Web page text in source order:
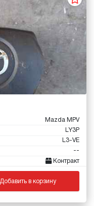
Mazda MPV
LY3P
L3-VE
--
Контракт
Добавить в корзину